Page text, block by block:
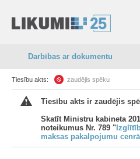
Darbības ar dokumentu
Tiesību akts: zaudējis spēku
Tiesību akts ir zaudējis
Skatīt Ministru kabineta
noteikumus Nr. 789 "
maksas pakalpojumu